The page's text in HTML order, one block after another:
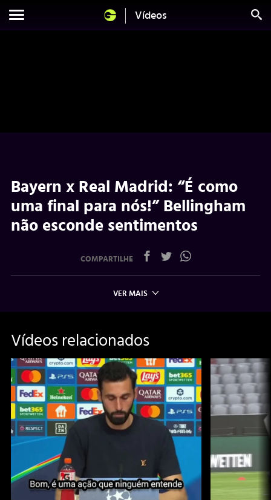
Vídeos
Bayern x Real Madrid: “É como
uma final para nós!” Bellingham
não esconde sentimentos
COMPARTILHE
VER MAIS
Vídeos relacionados